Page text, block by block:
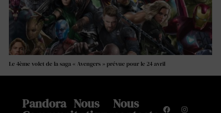
Le 4ème volet de la saga « Avengers » prévue pour le 24 avril
Pandora Nous Nous